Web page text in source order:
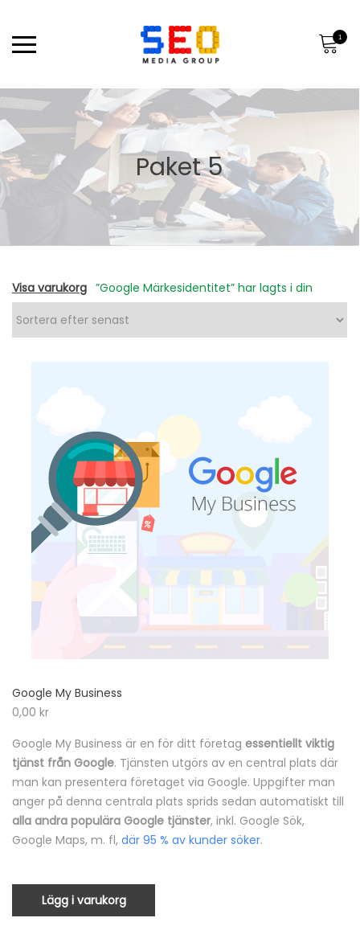
1
Paket 5
Visa varukorg ”Google Märkesidentitet” har lagts i din
varukorg.
Google My Business
0,00 kr
Google My Business är en för ditt företag essentiellt viktig
tjänst från Google. Tjänsten utgörs av en central plats där
man kan presentera företaget via Google. Uppgifter man
anger på denna centrala plats sprids sedan automatiskt till
alla andra populära Google tjänster, inkl. Google Sök,
Google Maps, m. fl, där 95 % av kunder söker.
Lägg i varukorg